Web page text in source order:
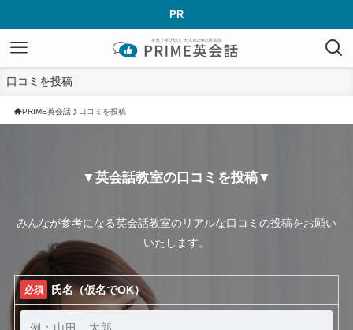
PR
口コミを投稿
PRIME英会話 口コミを投稿
▼英会話教室の口コミを投稿▼
みんなが参考になる英会話教室のリアルな口コミの投稿をお願い
いたします。
必須 氏名（仮名でOK）